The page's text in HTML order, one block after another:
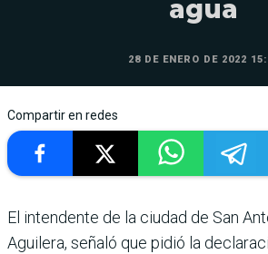
agua
28 DE ENERO DE 2022
Compartir en redes
El intendente de la ciudad de San
Aguilera, señaló que pidió la